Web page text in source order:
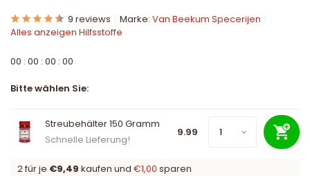
9 reviews Marke: Van Beekum Specerijen
Alles anzeigen Hilfsstoffe
00 : 00 : 00 : 00
Bitte wählen Sie:
Streubehälter 150 Gramm
Schnelle Lieferung!
9.99
2 für je €9,49 kaufen und €1,00 sparen